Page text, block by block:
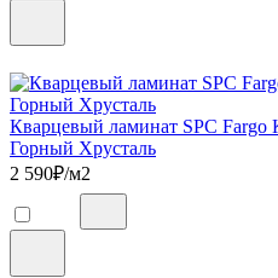
Кварцевый ламинат SPC Fargo
Горный Хрусталь
2 590₽/м2